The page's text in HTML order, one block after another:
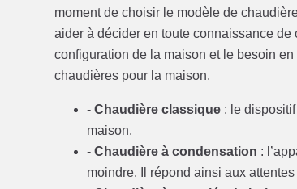
moment de choisir le modèle de
aider à décider en toute connaissance
configuration de la maison et le besoin
chaudières pour la maison.
-Chaudière classique : le
maison.
-Chaudière à condensation :
moindre. Il répond ainsi aux